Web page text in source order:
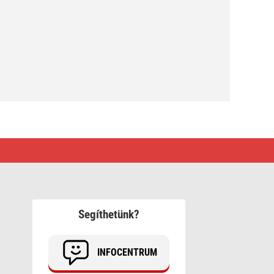
Segíthetünk?
INFOCENTRUM